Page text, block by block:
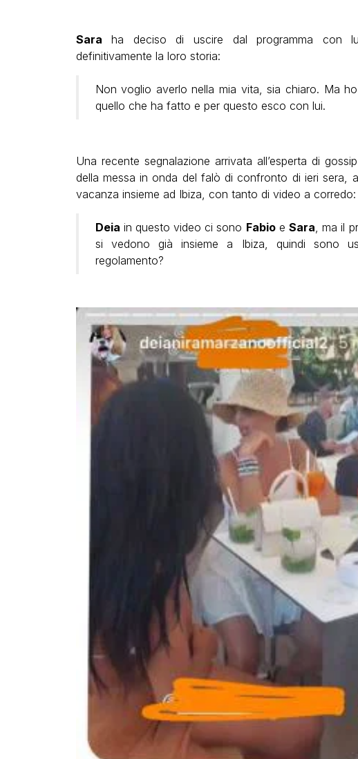
Sara ha deciso di uscire dal programma con
definitivamente la loro storia:
Non voglio averlo nella mia vita, sia chiaro. Ma
quello che ha fatto e per questo esco con lui.
Una recente segnalazione arrivata all’esperta di gossip
della messa in onda del falò di confronto di ieri sera,
vacanza insieme ad Ibiza, con tanto di video a corredo:
Deia in questo video ci sono Fabioe Sara , ma il
si vedono già insieme a Ibiza, quindi sono
regolamento?